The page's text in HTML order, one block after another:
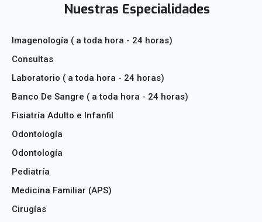
Nuestras Especialidades
Imagenología ( a toda hora - 24 horas)
Consultas
Laboratorio ( a toda hora - 24 horas)
Banco De Sangre ( a toda hora - 24 horas)
Fisiatría Adulto e Infanfil
Odontología
Odontología
Pediatría
Medicina Familiar (APS)
Cirugías